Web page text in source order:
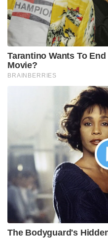
Tarantino Wants To
Movie?
BRAINBERRIES
The Bodyguard's